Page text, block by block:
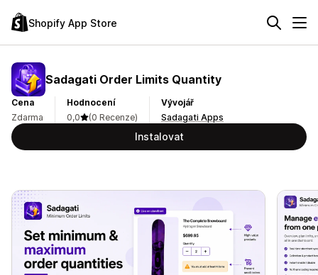
Shopify App Store
Sadagati Order Limits Quantity
Cena
Zdarma
Hodnocení
0,0
(0 Recenze)
Vývojář
Sadagati Apps
Instalovat